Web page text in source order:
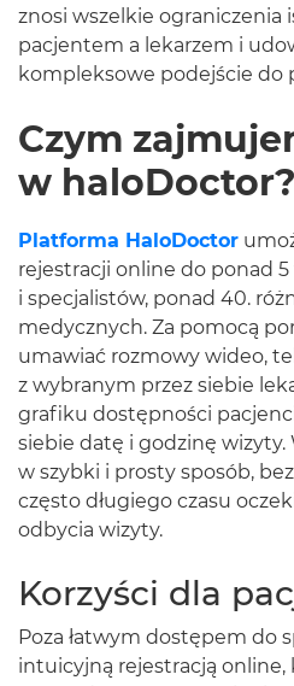
znosi wszelkie ograniczenia
pacjentem a lekarzem i
kompleksowe podejście do
Czym
w haloDoctor?
Platforma HaloDoctor
rejestracji online do ponad 5
i specjalistów, ponad 40.
medycznych. Za pomocą
umawiać rozmowy wideo,
z wybranym przez siebie
grafiku dostępności
siebie datę i godzinę wizyty.
w szybki i prosty sposób,
często długiego czasu
odbycia wizyty.
Korzyści dla
Poza łatwym dostępem do
intuicyjną rejestracją online,